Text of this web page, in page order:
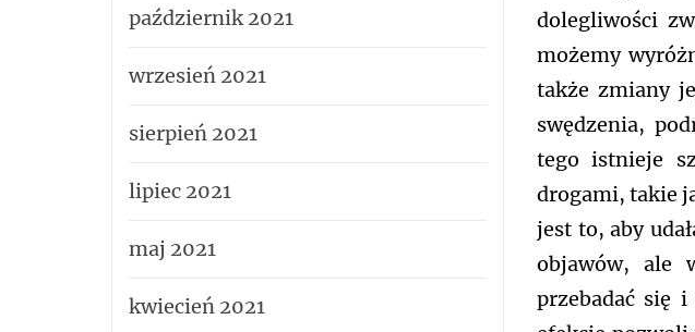
dolegliwości
możemy
także zmiany
swędzenia,
tego istnieje
drogami, takie
jest to, aby
objawów, ale
przebadać się i
październik 2021
wrzesień 2021
sierpień 2021
lipiec 2021
maj 2021
kwiecień 2021